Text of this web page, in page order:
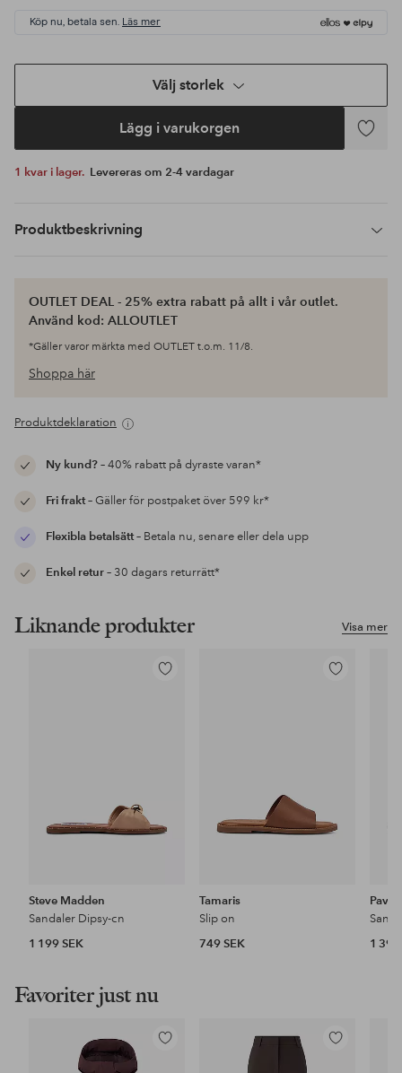
Köp nu, betala sen. Läs mer
Välj storlek
Lägg i varukorgen
Lägg
1 kvar i lager. Levereras om 2-4 vardagar
Produktbeskrivning
OUTLET DEAL - 25% extra rabatt på allt i vår outlet.
Använd kod: ALLOUTLET
*Gäller varor märkta med OUTLET t.o.m. 11/8.
Shoppa här
Produktdeklaration
Ny kund?– 40% rabatt på dyraste varan*
Fri frakt– Gäller för postpaket över 599 kr*
Flexibla betalsätt– Betala nu, senare eller dela upp
Enkel retur– 30 dagars returrätt*
Visa mer
Liknande produkter
Lägg
Steve Madden
Sandaler Dipsy-cn
1 199 SEK
Lägg
Tamaris
Slip on
749 SEK
1 399
Favoriter just nu
Lägg
Lägg